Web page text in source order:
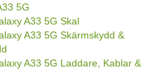
5G
A33 5G Skal
A33 5G Skärmskydd &
A33 5G Laddare, Kablar &